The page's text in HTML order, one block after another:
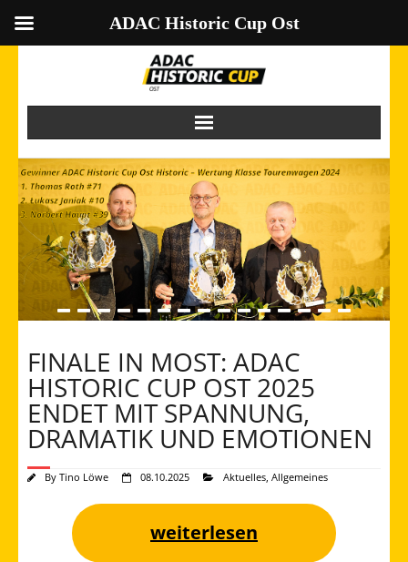
FINALE IN MOST: ADAC
HISTORIC CUP OST 2025
ENDET MIT SPANNUNG,
DRAMATIK UND EMOTIONEN
By Tino Löwe 08.10.2025 Aktuelles Allgemeines
weiterlesen
ADAC Historic Cup Ost